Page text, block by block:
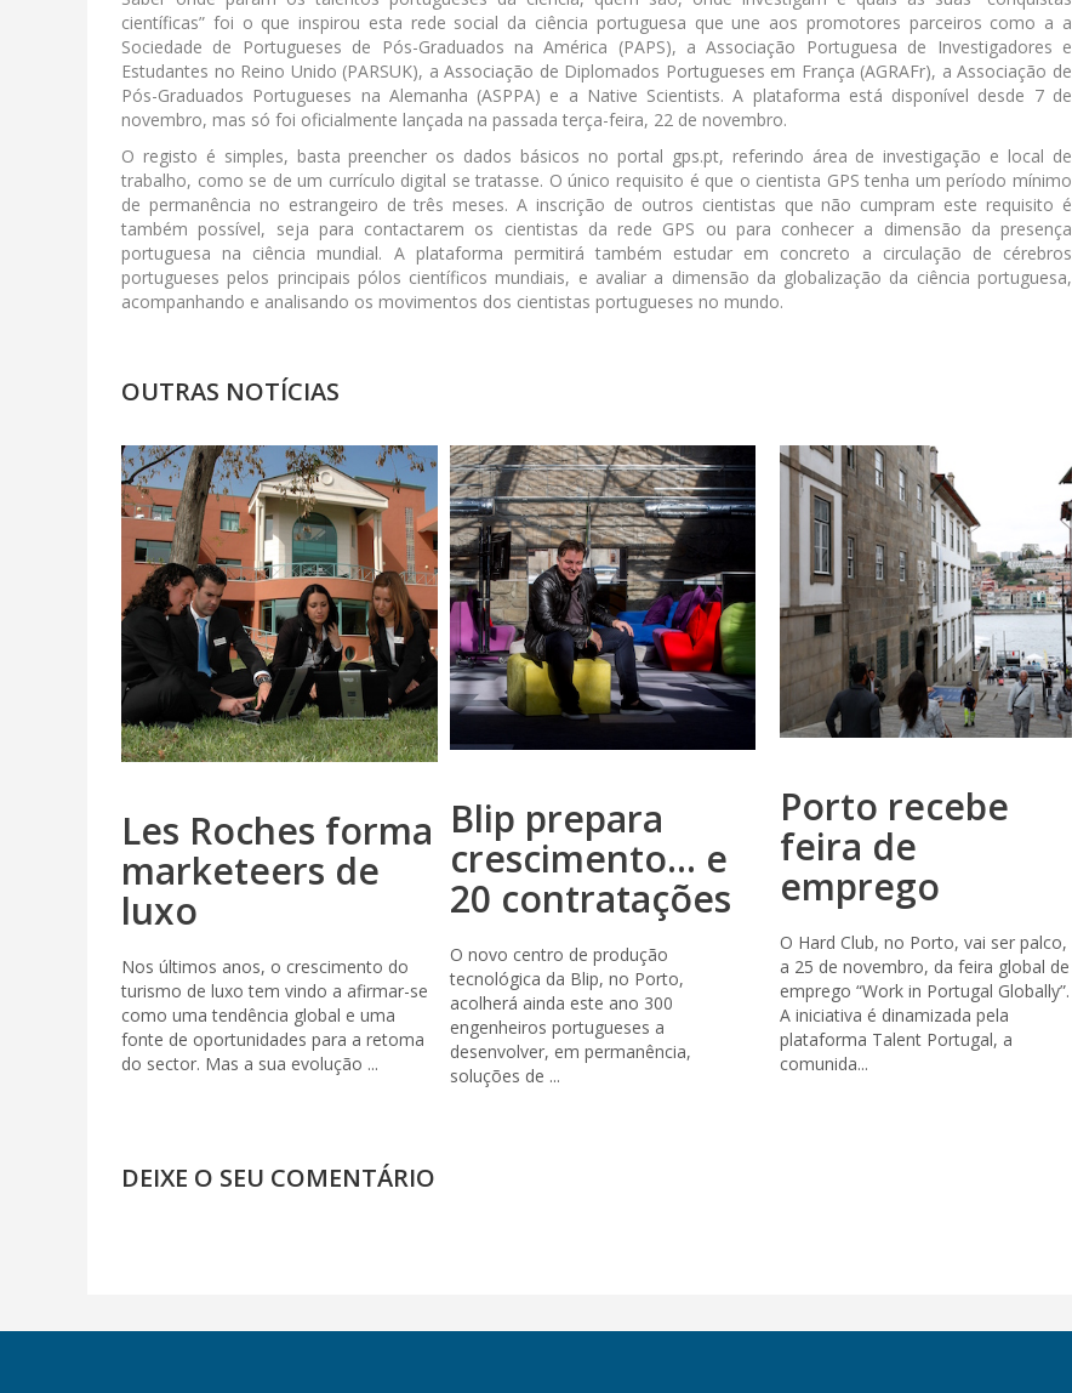
científicas” foi o que inspirou esta rede social da ciência portuguesa que une aos promotores parceiros como a a
Sociedade de Portugueses de Pós-Graduados na América (PAPS), a Associação Portuguesa de Investigadores e
Estudantes no Reino Unido (PARSUK), a Associação de Diplomados Portugueses em França (AGRAFr), a Associação de
Pós-Graduados Portugueses na Alemanha (ASPPA) e a Native Scientists. A plataforma está disponível desde 7 de
novembro, mas só foi oficialmente lançada na passada terça-feira, 22 de novembro.
O registo é simples, basta preencher os dados básicos no portal gps.pt, referindo área de investigação e local de
trabalho, como se de um currículo digital se tratasse. O único requisito é que o cientista GPS tenha um período mínimo
de permanência no estrangeiro de três meses. A inscrição de outros cientistas que não cumpram este requisito é
também possível, seja para contactarem os cientistas da rede GPS ou para conhecer a dimensão da presença
portuguesa na ciência mundial. A plataforma permitirá também estudar em concreto a circulação de cérebros
portugueses pelos principais pólos científicos mundiais, e avaliar a dimensão da globalização da ciência portuguesa,
acompanhando e analisando os movimentos dos cientistas portugueses no mundo.
OUTRAS NOTÍCIAS
Les Roches forma
marketeers de
luxo
Nos últimos anos, o crescimento do
turismo de luxo tem vindo a afirmar-se
como uma tendência global e uma
fonte de oportunidades para a retoma
do sector. Mas a sua evolução ...
Blip prepara
crescimento... e
20 contratações
O novo centro de produção
tecnológica da Blip, no Porto,
acolherá ainda este ano 300
engenheiros portugueses a
desenvolver, em permanência,
soluções de ...
Porto recebe
feira de
emprego
O Hard Club, no Porto, vai ser palco,
a 25 de novembro, da feira global de
emprego “Work in Portugal Globally”.
A iniciativa é dinamizada pela
plataforma Talent Portugal, a
comunida...
DEIXE O SEU COMENTÁRIO